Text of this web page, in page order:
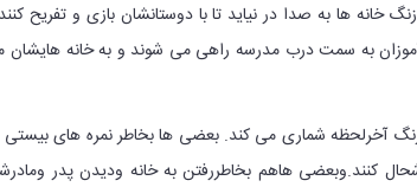
ها به صدا در نیاید تا با دوستانشان بازی و تفریح
به سمت درب مدرسه راهی می شوند و به خانه هایشان
آخرلحظه شماری می کند. بعضی ها بخاطر نمره های بیستی
کنند.وبعضی هاهم بخاطررفتن به خانه ودیدن پدر